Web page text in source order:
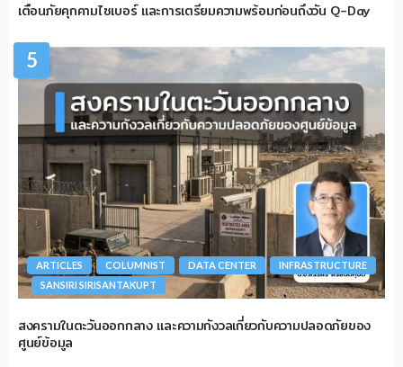
เตือนภัยคุกคามไซเบอร์ และการเตรียมความพร้อมก่อนถึงวัน Q-Day
5
ARTICLES COLUMNIST DATA CENTER
INFRASTRUCTURE
SANSIRI SIRISANTAKUPT
สงครามในตะวันออกกลาง และความกังวลเกี่ยวกับความปลอดภัยของ
ศูนย์ข้อมูล